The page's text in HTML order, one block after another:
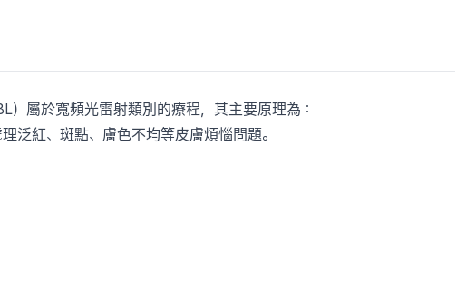
屬於寬頻光雷射類別的療程，其主要原理為：
泛紅、斑點、膚色不均等皮膚煩惱問題。